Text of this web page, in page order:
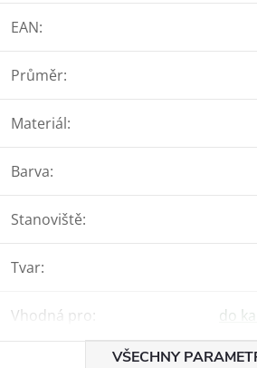
EAN:
Průměr:
Materiál:
Barva:
Stanoviště:
Tvar:
Vhodná pro: do
VŠECHNY